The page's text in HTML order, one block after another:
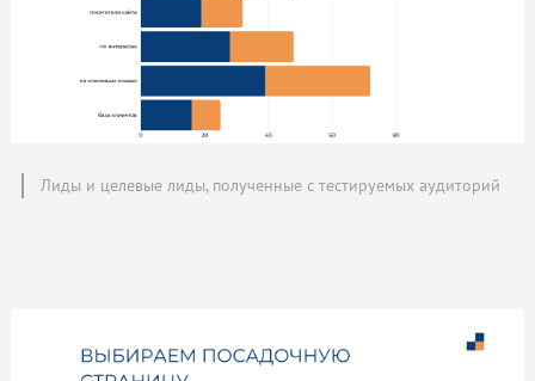
Лиды и целевые лиды, полученные с тестируемых аудиторий